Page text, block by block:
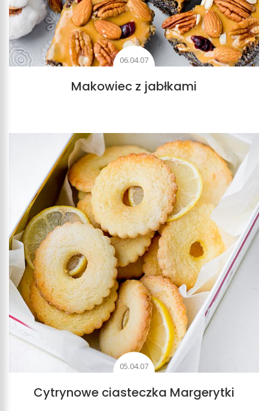
06.04.07
Makowiec z jabłkami
05.04.07
Cytrynowe ciasteczka Margerytki